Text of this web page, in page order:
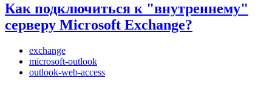
Как подключиться к "внутреннему"
серверу Microsoft Exchange?
exchange
microsoft-outlook
outlook-web-access